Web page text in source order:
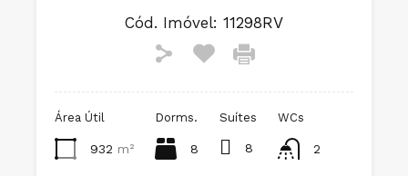
Cód. Imóvel: 11298RV
Dorms.
8
WCs
2
Área Útil
932 m²
Suítes
8